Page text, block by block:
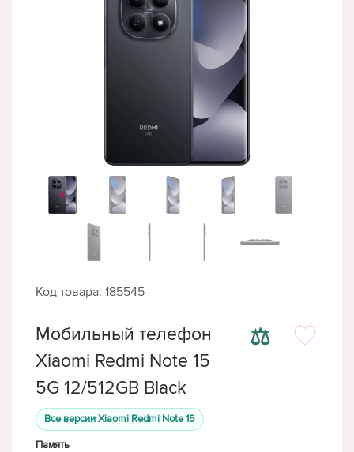
Код товара: 185545
⚖
Мобильный телефон
Xiaomi Redmi Note 15
5G 12/512GB Black
Все версии Xiaomi Redmi Note 15
Память